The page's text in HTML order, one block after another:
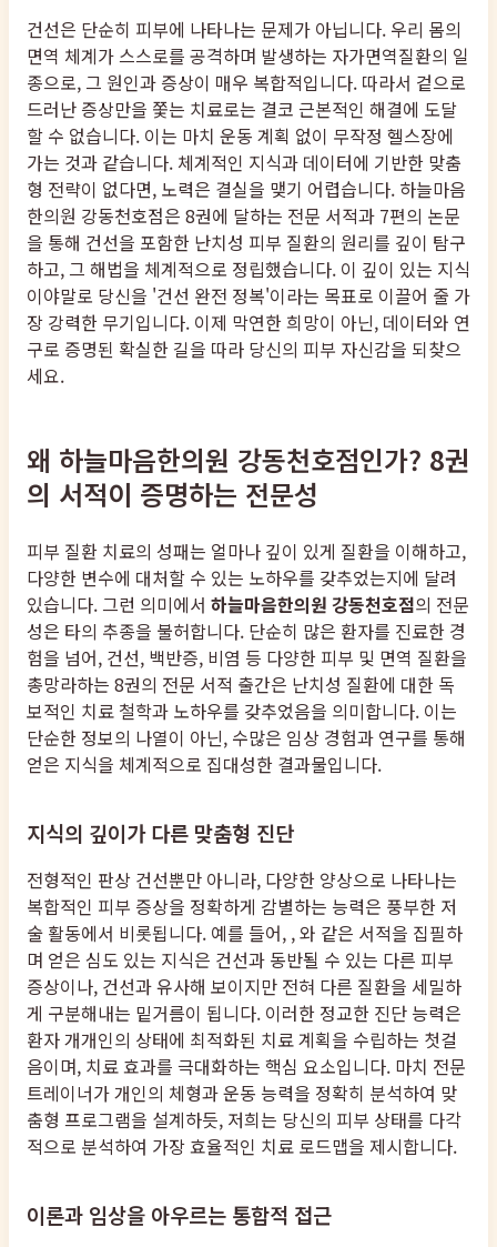
건선은 단순히 피부에 나타나는 문제가 아닙니다. 우리 몸의
면역 체계가 스스로를 공격하며 발생하는 자가면역질환의 일
종으로, 그 원인과 증상이 매우 복합적입니다. 따라서 겉으로
드러난 증상만을 쫓는 치료로는 결코 근본적인 해결에 도달
할 수 없습니다. 이는 마치 운동 계획 없이 무작정 헬스장에
가는 것과 같습니다. 체계적인 지식과 데이터에 기반한 맞춤
형 전략이 없다면, 노력은 결실을 맺기 어렵습니다. 하늘마음
한의원 강동천호점은 8권에 달하는 전문 서적과 7편의 논문
을 통해 건선을 포함한 난치성 피부 질환의 원리를 깊이 탐구
하고, 그 해법을 체계적으로 정립했습니다. 이 깊이 있는 지식
이야말로 당신을 '건선 완전 정복'이라는 목표로 이끌어 줄 가
장 강력한 무기입니다. 이제 막연한 희망이 아닌, 데이터와 연
구로 증명된 확실한 길을 따라 당신의 피부 자신감을 되찾으
세요.
왜 하늘마음한의원 강동천호점인가? 8권
의 서적이 증명하는 전문성
피부 질환 치료의 성패는 얼마나 깊이 있게 질환을 이해하고,
다양한 변수에 대처할 수 있는 노하우를 갖추었는지에 달려
있습니다. 그런 의미에서 하늘마음한의원 강동천호점의 전문
성은 타의 추종을 불허합니다. 단순히 많은 환자를 진료한 경
험을 넘어, 건선, 백반증, 비염 등 다양한 피부 및 면역 질환을
총망라하는 8권의 전문 서적 출간은 난치성 질환에 대한 독
보적인 치료 철학과 노하우를 갖추었음을 의미합니다. 이는
단순한 정보의 나열이 아닌, 수많은 임상 경험과 연구를 통해
얻은 지식을 체계적으로 집대성한 결과물입니다.
지식의 깊이가 다른 맞춤형 진단
전형적인 판상 건선뿐만 아니라, 다양한 양상으로 나타나는
복합적인 피부 증상을 정확하게 감별하는 능력은 풍부한 저
술 활동에서 비롯됩니다. 예를 들어, , 와 같은 서적을 집필하
며 얻은 심도 있는 지식은 건선과 동반될 수 있는 다른 피부
증상이나, 건선과 유사해 보이지만 전혀 다른 질환을 세밀하
게 구분해내는 밑거름이 됩니다. 이러한 정교한 진단 능력은
환자 개개인의 상태에 최적화된 치료 계획을 수립하는 첫걸
음이며, 치료 효과를 극대화하는 핵심 요소입니다. 마치 전문
트레이너가 개인의 체형과 운동 능력을 정확히 분석하여 맞
춤형 프로그램을 설계하듯, 저희는 당신의 피부 상태를 다각
적으로 분석하여 가장 효율적인 치료 로드맵을 제시합니다.
이론과 임상을 아우르는 통합적 접근